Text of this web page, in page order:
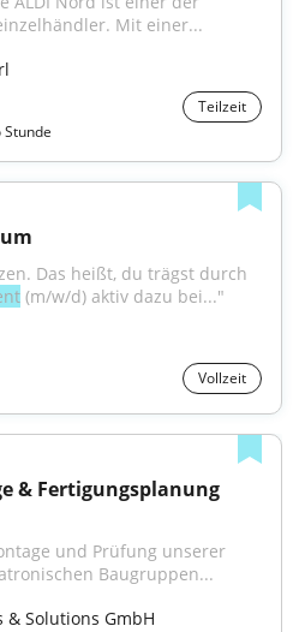
Mit einer...
Teilzeit
Stunde
Das heißt, du trägst durch
(m/w/d) aktiv dazu bei..."
Vollzeit
& Fertigungsplanung
und Prüfung unserer
Baugruppen...
& Solutions GmbH